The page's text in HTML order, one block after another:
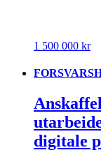
1 500 000 kr
digitale